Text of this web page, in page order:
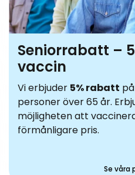
Seniorrabatt –
vaccin
Vi erbjuder 5% rabatt
personer över 65 år.
möjligheten att
förmånligare pris.
Se våra